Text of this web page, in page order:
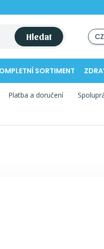
Hledat
SORTIMENT
Platba a doručení